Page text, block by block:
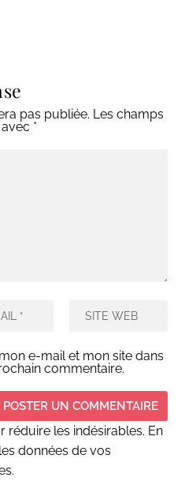
pas publiée. Les champs
*
e-mail et mon site dans
commentaire.
réduire les indésirables. En
données de vos
.